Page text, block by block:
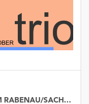
DEUTSCHES STUHLBAUMUSEUM RABENAU/SACHSEN